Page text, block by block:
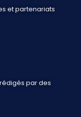
et partenariats
par des